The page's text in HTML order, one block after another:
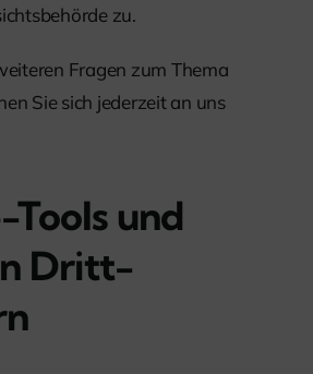
zu.
Fragen zum Thema
Sie sich jederzeit an uns
und
Dritt­